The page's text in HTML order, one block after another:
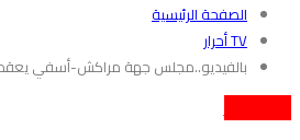
الصفحة الرئيسية
TV أحرار
بالفيديو..مجلس جهة مراكش-أسفي يعقد دورته العادية